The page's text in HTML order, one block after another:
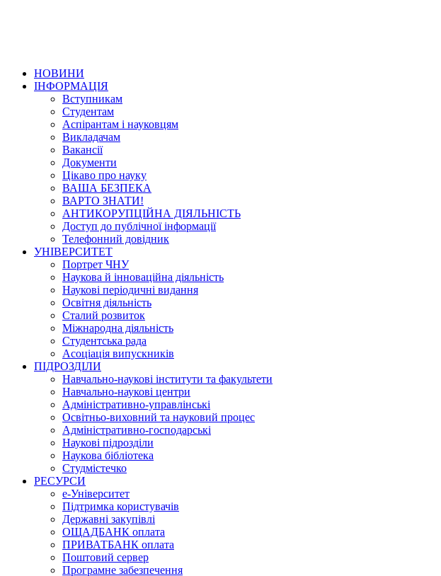
НОВИНИ
ІНФОРМАЦІЯ
Вступникам
Студентам
Аспірантам і науковцям
Викладачам
Вакансії
Документи
Цікаво про науку
ВАША БЕЗПЕКА
ВАРТО ЗНАТИ!
АНТИКОРУПЦІЙНА ДІЯЛЬНІСТЬ
Доступ до публічної інформації
Телефонний довідник
УНІВЕРСИТЕТ
Портрет ЧНУ
Наукова й інноваційна діяльність
Наукові періодичні видання
Освітня діяльність
Сталий розвиток
Міжнародна діяльність
Студентська рада
Асоціація випускників
ПІДРОЗДІЛИ
Навчально-наукові інститути та факультети
Навчально-наукові центри
Адміністративно-управлінські
Освітньо-виховний та науковий процес
Адміністративно-господарські
Наукові підрозділи
Наукова бібліотека
Студмістечко
РЕСУРСИ
е-Університет
Підтримка користувачів
Державні закупівлі
ОЩАДБАНК оплата
ПРИВАТБАНК оплата
Поштовий сервер
Програмне забезпечення